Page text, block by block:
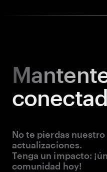
No te pierdas
actualizaciones.
Tenga un impacto:
comunidad hoy!